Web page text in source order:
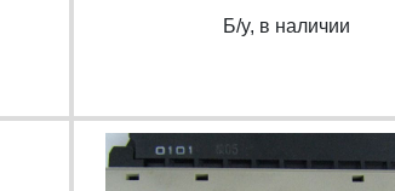
Б/y, в наличии